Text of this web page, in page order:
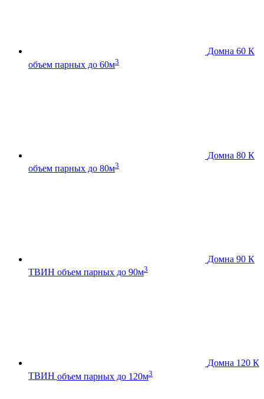
Домна 60 К
объем парных до 60м3
Домна 80 К
объем парных до 80м3
Домна 90 К
ТВИН объем парных до 90м3
Домна 120 К
ТВИН объем парных до 120м3